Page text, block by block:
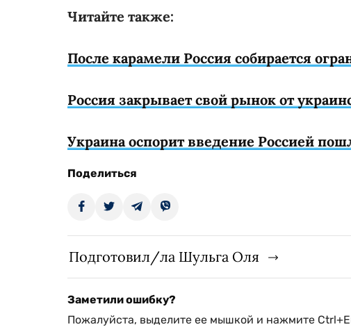
Читайте также:
После карамели Россия собирается
Россия закрывает свой рынок от
Украина оспорит введение Россией
Поделиться
Подготовил/ла Шульга Оля
Заметили ошибку?
Пожалуйста, выделите ее мышкой и нажмите